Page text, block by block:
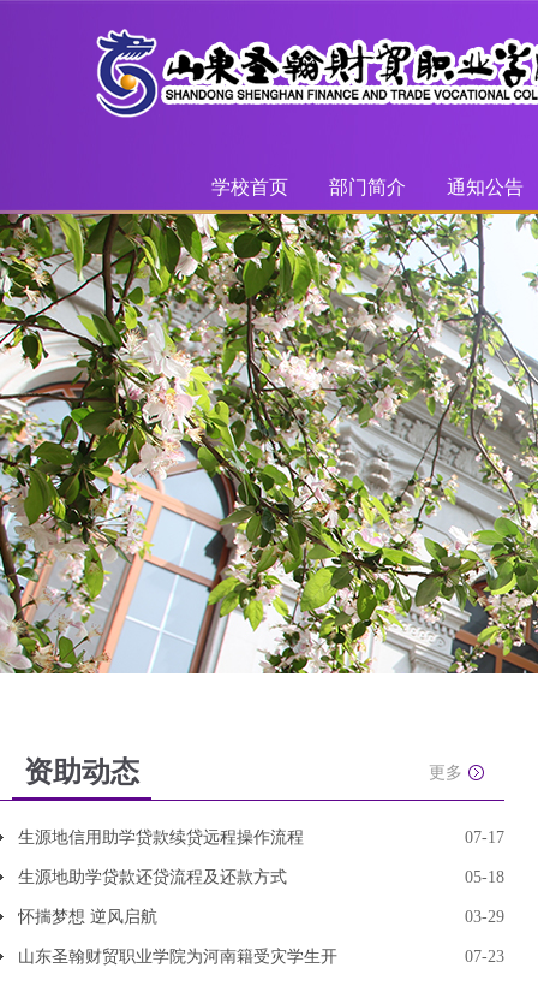
学校首页 部门简介 通知公告
资助动态 更多
生源地信用助学贷款续贷远程操作流程 07-17
生源地助学贷款还贷流程及还款方式 05-18
怀揣梦想 逆风启航 03-29
山东圣翰财贸职业学院为河南籍受灾学生开 07-23